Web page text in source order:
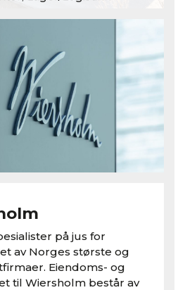
på jus for
av Norges største og
Eiendoms- og
til Wiersholm består av